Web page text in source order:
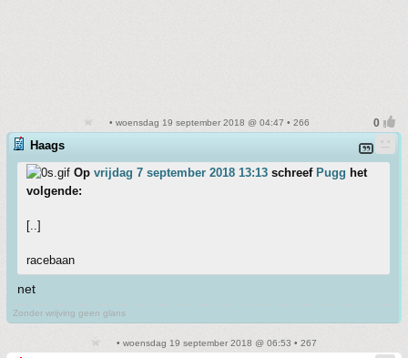
• woensdag 19 september 2018 @ 04:47 • 266
Haags
Op vrijdag 7 september 2018 13:13 schreef Pugg het
volgende:
[..]
racebaan
net
Zonder wrijving geen glans
• woensdag 19 september 2018 @ 06:53 • 267